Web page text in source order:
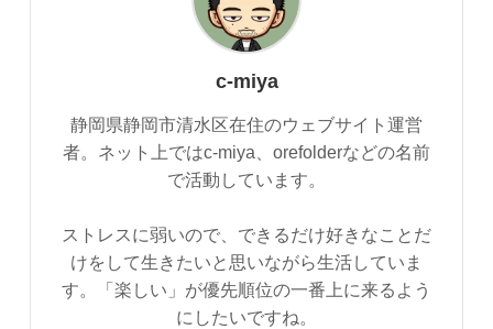
c-miya
静岡県静岡市清水区在住のウェブサイト運営
者。ネット上ではc-miya、orefolderなどの名前
で活動しています。
ストレスに弱いので、できるだけ好きなことだ
けをして生きたいと思いながら生活していま
す。「楽しい」が優先順位の一番上に来るよう
にしたいですね。